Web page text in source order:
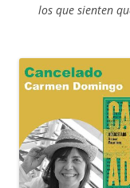
los que sienten